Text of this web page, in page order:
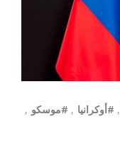
, #أوكرانيا , #موسكو ,